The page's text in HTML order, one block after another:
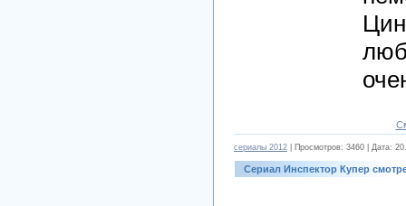
cериалы 2012 | Просмотров: 3460 | Дата:
Сериал Инспектор Купер